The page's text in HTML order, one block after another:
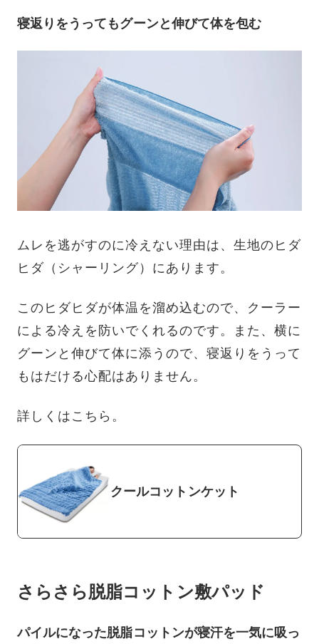
寝返りをうってもグーンと伸びて体を包む
ムレを逃がすのに冷えない理由は、生地のヒダ
ヒダ（シャーリング）にあります。
このヒダヒダが体温を溜め込むので、クーラー
による冷えを防いでくれるのです。また、横に
グーンと伸びて体に添うので、寝返りをうって
もはだける心配はありません。
詳しくはこちら。
クールコットンケット
さらさら脱脂コットン敷パッド
パイルになった脱脂コットンが寝汗を一気に吸っ